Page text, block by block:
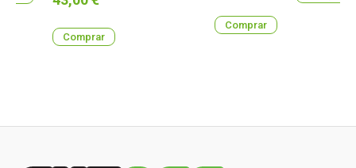
Comprar
Comprar